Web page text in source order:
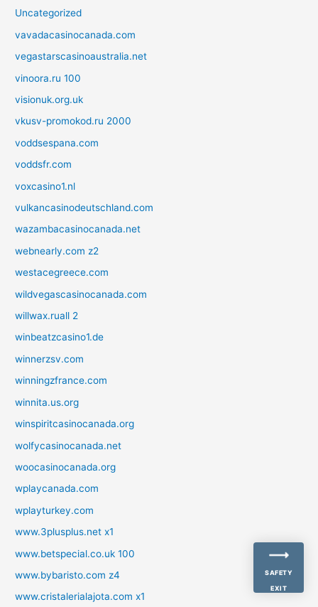
Uncategorized
vavadacasinocanada.com
vegastarscasinoaustralia.net
vinoora.ru 100
visionuk.org.uk
vkusv-promokod.ru 2000
voddsespana.com
voddsfr.com
voxcasino1.nl
vulkancasinodeutschland.com
wazambacasinocanada.net
webnearly.com z2
westacegreece.com
wildvegascasinocanada.com
willwax.ruall 2
winbeatzcasino1.de
winnerzsv.com
winningzfrance.com
winnita.us.org
winspiritcasinocanada.org
wolfycasinocanada.net
woocasinocanada.org
wplaycanada.com
wplayturkey.com
www.3plusplus.net x1
www.betspecial.co.uk 100
www.bybaristo.com z4
www.cristalerialajota.com x1
SAFETY
EXIT